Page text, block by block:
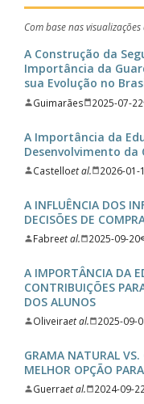
Com base nas
A Construção da
Importância da
sua Evolução no
Guimarães 2025-07-22
A Importância da
Desenvolvimento da
Castelloet al. 2026-01-
A INFLUÊNCIA DOS
DECISÕES DE
Fabreet al. 2025-09-20
A IMPORTÂNCIA DA
CONTRIBUIÇÕES
DOS ALUNOS
Oliveiraet al. 2025-09-
GRAMA NATURAL
MELHOR OPÇÃO
Guerraet al. 2024-09-